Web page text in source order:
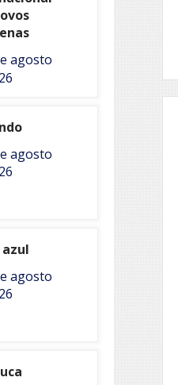
agosto
agosto
agosto